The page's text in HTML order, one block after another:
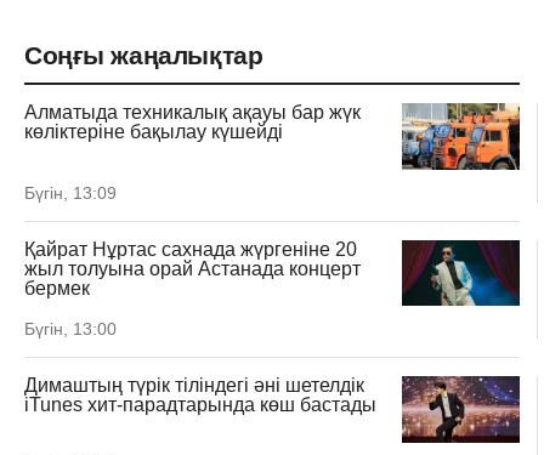
Соңғы жаңалықтар
Алматыда техникалық ақауы бар жүк
көліктеріне бақылау күшейді
Бүгін, 13:09
Қайрат Нұртас сахнада жүргеніне 20
жыл толуына орай Астанада концерт
бермек
Бүгін, 13:00
Димаштың түрік тіліндегі әні шетелдік
iTunes хит-парадтарында көш бастады